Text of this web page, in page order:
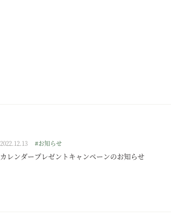
2022.12.13 #お知らせ
カレンダープレゼントキャンペーンのお知らせ